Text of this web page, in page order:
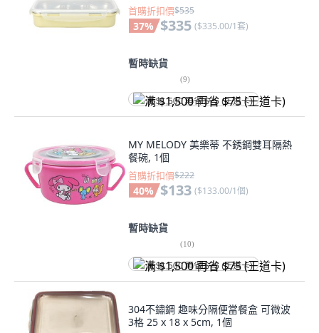
首購折扣價$535
37% $335 ($335.00/1套)
暫時缺貨
(9)
满 $1,500 再省 $75 (王道卡)
MY MELODY 美樂蒂 不銹鋼雙耳隔熱
餐碗, 1個
首購折扣價$222
40% $133 ($133.00/1個)
暫時缺貨
(10)
满 $1,500 再省 $75 (王道卡)
304不鏽鋼 趣味分隔便當餐盒 可微波
3格 25 x 18 x 5cm, 1個